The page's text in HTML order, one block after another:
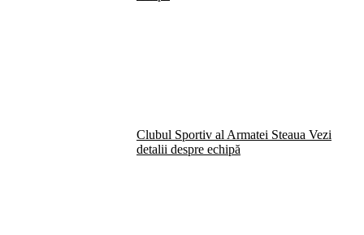
Clubul Sportiv al Armatei Steaua Vezi
detalii despre echipă